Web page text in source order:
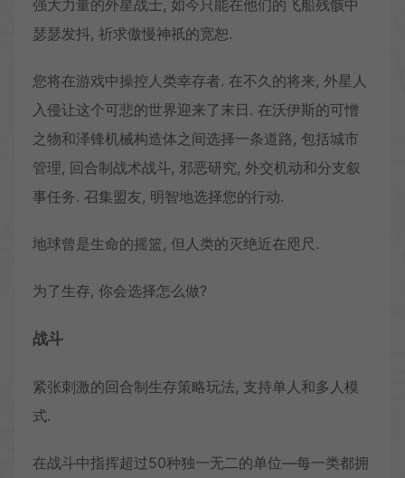
强大力量的外星战士, 如今只能在他们的飞船残骸中
瑟瑟发抖, 祈求傲慢神祇的宽恕.
您将在游戏中操控人类幸存者. 在不久的将来, 外星人
入侵让这个可悲的世界迎来了末日. 在沃伊斯的可憎
之物和泽锋机械构造体之间选择一条道路, 包括城市
管理, 回合制战术战斗, 邪恶研究, 外交机动和分支叙
事任务. 召集盟友, 明智地选择您的行动.
地球曾是生命的摇篮, 但人类的灭绝近在咫尺.
为了生存, 你会选择怎么做?
战斗
紧张刺激的回合制生存策略玩法, 支持单人和多人模
式.
在战斗中指挥超过50种独一无二的单位—每一类都拥